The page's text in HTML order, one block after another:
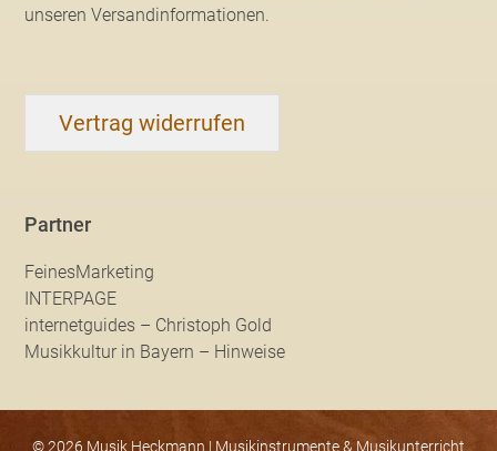
unseren Versandinformationen.
Vertrag widerrufen
Partner
FeinesMarketing
INTERPAGE
internetguides – Christoph Gold
Musikkultur in Bayern – Hinweise
© 2026 Musik Heckmann | Musikinstrumente & Musikunterricht